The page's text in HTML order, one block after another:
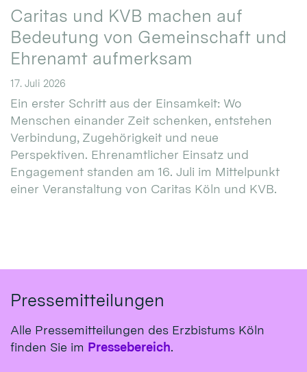
Caritas und KVB machen auf
Bedeutung von Gemeinschaft und
Ehrenamt aufmerksam
17. Juli 2026
Ein erster Schritt aus der Einsamkeit: Wo
Menschen einander Zeit schenken, entstehen
Verbindung, Zugehörigkeit und neue
Perspektiven. Ehrenamtlicher Einsatz und
Engagement standen am 16. Juli im Mittelpunkt
einer Veranstaltung von Caritas Köln und KVB.
Pressemitteilungen
Alle Pressemitteilungen des Erzbistums Köln
finden Sie im Pressebereich.